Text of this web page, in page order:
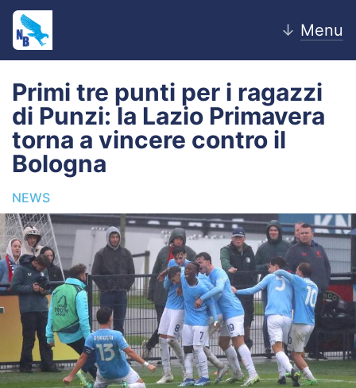
↓ Menu
Home
News
Editoriale
Pagelle
Settore Giovanile
Lazio Women
Calciomercato
Video
Primi tre punti per i ragazzi
di Punzi: la Lazio Primavera
torna a vincere contro il
Bologna
NEWS